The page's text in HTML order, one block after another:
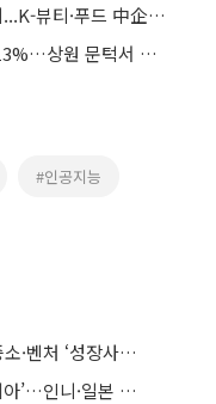
중기부·상생협력재단, 'K컬렉션' 개최...K-뷰티·푸드 中企 50개사 日 진출 지원
美 클래리티 법안 연내 통과 가능성 13%…상원 문턱서 제동
#인공지능
‘창업-도약-재도전’ 연결… 중기부, 중소·벤처 ‘성장사다리’ 짓는다
우즈벡서 보폭 넓히는 비상교육 ‘올비아’…인니·일본 진출 타진